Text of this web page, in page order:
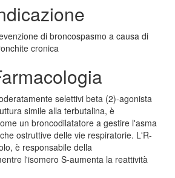
di broncospasmo a causa di
cronica
selettivi beta (2)-agonista
simile alla terbutalina, è
un broncodilatatore a gestire l'asma
ostruttive delle vie respiratorie. L'R-
è responsabile della
l'isomero S-aumenta la reattività